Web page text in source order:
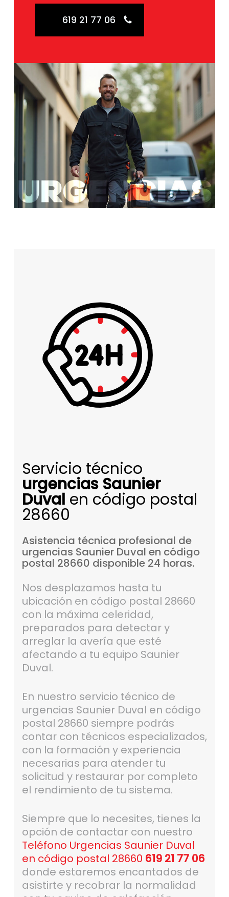
619 21 77 06
Servicio técnico
urgencias Saunier
Duval en código postal
28660
Asistencia técnica profesional de
urgencias Saunier Duval en código
postal 28660 disponible 24 horas.
Nos desplazamos hasta tu
ubicación en código postal 28660
con la máxima celeridad,
preparados para detectar y
arreglar la avería que esté
afectando a tu equipo Saunier
Duval.
En nuestro servicio técnico de
urgencias Saunier Duval en código
postal 28660 siempre podrás
contar con técnicos especializados,
con la formación y experiencia
necesarias para atender tu
solicitud y restaurar por completo
el rendimiento de tu sistema.
Siempre que lo necesites, tienes la
opción de contactar con nuestro
Teléfono Urgencias Saunier Duval
en código postal 28660 619 21 77 06
donde estaremos encantados de
asistirte y recobrar la normalidad